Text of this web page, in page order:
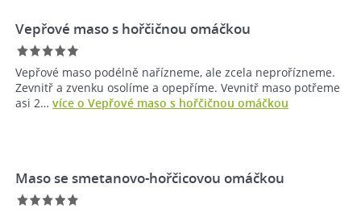
Vepřové maso s hořčičnou omáčkou
Vepřové maso podélně nařízneme, ale zcela neprořízneme.
Zevnitř a zvenku osolíme a opepříme. Vevnitř maso potřeme
asi 2… více o Vepřové maso s hořčičnou omáčkou
Maso se smetanovo-hořčicovou omáčkou